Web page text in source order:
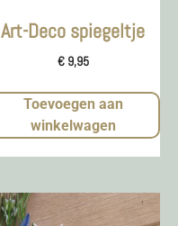
Art-Deco spiegeltje
€9,95
Toevoegen aan
winkelwagen